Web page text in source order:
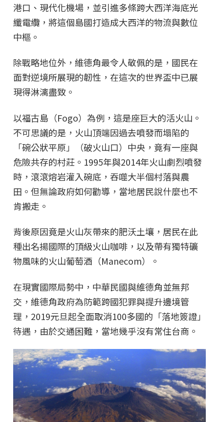
港口、現代化機場，並引進多條跨大西洋海底光
纖電纜，將這個島國打造成大西洋的物流與數位
中樞。
除戰略地位外，維德角最令人敬佩的是，國民在
面對逆境所展現的韌性，在這次的世界盃中已展
現得淋漓盡致。
以福古島（Fogo）為例，這是座巨大的活火山。
不可思議的是，火山頂端因過去噴發而塌陷的
「碗公狀平原」（破火山口）中央，竟有一座與
危險共存的村莊。1995年與2014年火山劇烈噴發
時，滾滾熔岩灌入碗底，吞噬大半個村落與農
田。但無論政府如何勸導，當地居民說什麼也不
肯搬走。
背後原因竟是火山灰帶來的肥沃土壤，居民在此
種出名揚國際的頂級火山咖啡，以及帶有獨特礦
物風味的火山葡萄酒（Manecom）。
在現實國際局勢中，中華民國與維德角並無邦
交，維德角政府為防範跨國犯罪與提升邊境管
理，2019元旦起全面取消100多國的「落地簽證」
待遇，由於交通困難，當地幾乎沒有常住台商。